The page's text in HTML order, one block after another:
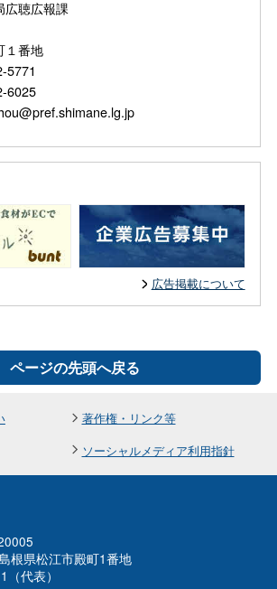
広聴広報課
町１番地
5771
6025
広告掲載について
ページの先頭へ戻る
著作権・リンク等
ソーシャルメディア利用指針
県松江市殿町1番地
代表）